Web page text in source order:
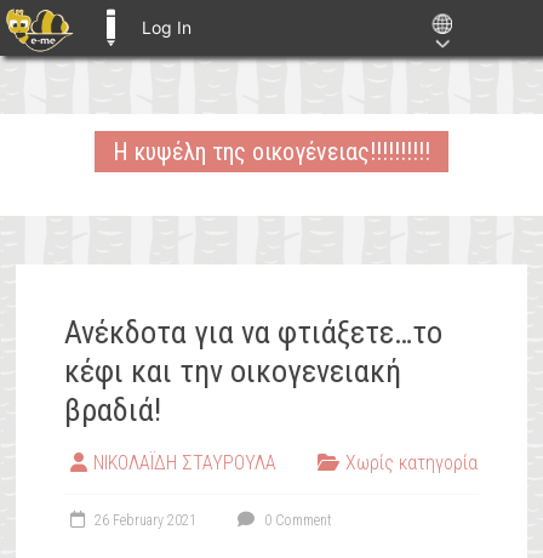
Log In
Η κυψέλη της οικογένειας!!!!!!!!!!
Ανέκδοτα για να φτιάξετε…το
κέφι και την οικογενειακή
βραδιά!
ΝΙΚΟΛΑΪΔΗ ΣΤΑΥΡΟΥΛΑ Χωρίς κατηγορία
26 February 2021 0 Comment